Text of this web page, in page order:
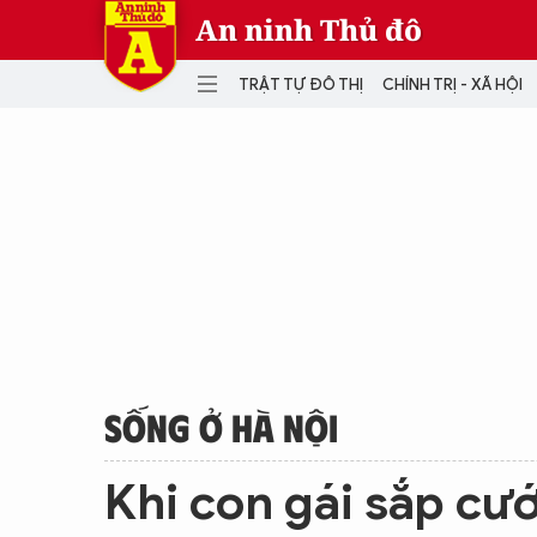
An ninh Thủ đô
TRẬT TỰ ĐÔ THỊ CHÍNH TRỊ - XÃ HỘI
SỐNG Ở HÀ NỘI
Khi con gái sắp